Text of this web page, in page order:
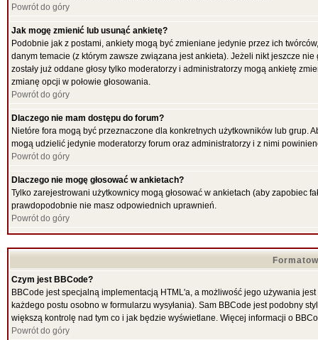
Powrót do góry
Jak mogę zmienić lub usunąć ankietę?
Podobnie jak z postami, ankiety mogą być zmieniane jedynie przez ich
danym temacie (z którym zawsze związana jest ankieta). Jeżeli nikt jeszcze
zostały już oddane głosy tylko moderatorzy i administratorzy mogą ankietę
zmianę opcji w połowie głosowania.
Powrót do góry
Dlaczego nie mam dostępu do forum?
Nietóre fora mogą być przeznaczone dla konkretnych użytkowników lub grup.
mogą udzielić jedynie moderatorzy forum oraz administratorzy i z nimi
Powrót do góry
Dlaczego nie mogę głosować w ankietach?
Tylko zarejestrowani użytkownicy mogą głosować w ankietach (aby zapobiec
prawdopodobnie nie masz odpowiednich uprawnień.
Powrót do góry
Czym jest BBCode?
BBCode jest specjalną implementacją HTML'a, a możliwość jego używania
każdego postu osobno w formularzu wysyłania). Sam BBCode jest podobny
większą kontrolę nad tym co i jak będzie wyświetlane. Więcej informacji o
Powrót do góry